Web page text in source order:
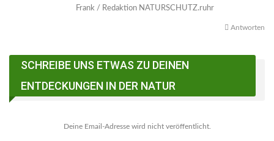
Frank / Redaktion NATURSCHUTZ.ruhr
Antworten
SCHREIBE UNS ETWAS ZU DEINEN
ENTDECKUNGEN IN DER NATUR
Deine Email-Adresse wird nicht veröffentlicht.